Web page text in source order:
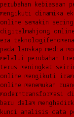
perubahan kebiasaan
mengikuti dinamika
online semakin sering
digitalmahjong
era teknologi
pada lanskap media
melalui perubahan
terus meningkat
online mengikuti
online menemukan
moderntransformasi
baru dalam
kunci analisis data